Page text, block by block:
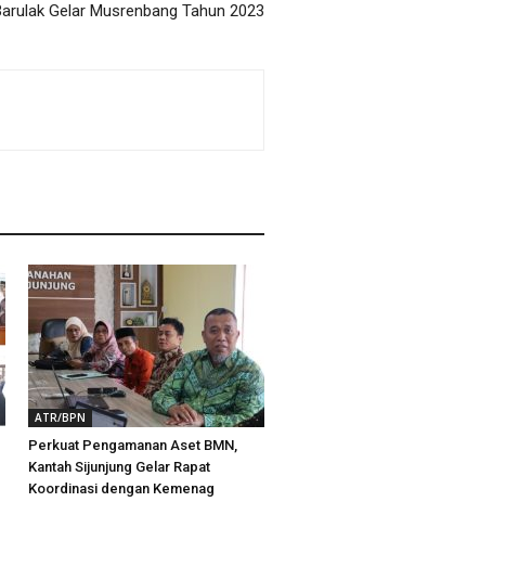
Gelar Musrenbang Tahun 2023
ATR/BPN
Perkuat Pengamanan Aset BMN,
Kantah Sijunjung Gelar Rapat
Koordinasi dengan Kemenag